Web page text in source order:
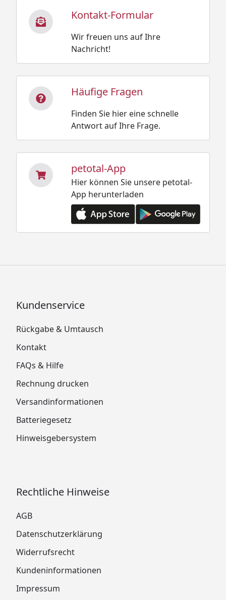
Kontakt-Formular
Wir freuen uns auf Ihre
Nachricht!
Häufige Fragen
Finden Sie hier eine schnelle
Antwort auf Ihre Frage.
petotal-App
Hier können Sie unsere petotal-
App herunterladen
Kundenservice
Rückgabe & Umtausch
Kontakt
FAQs & Hilfe
Rechnung drucken
Versandinformationen
Batteriegesetz
Hinweisgebersystem
Rechtliche Hinweise
AGB
Datenschutzerklärung
Widerrufsrecht
Kundeninformationen
Impressum